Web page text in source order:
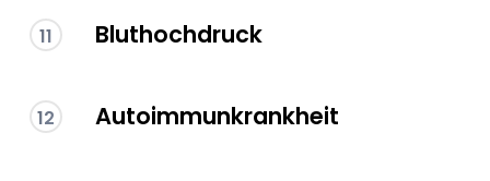
11 Bluthochdruck
12 Autoimmunkrankheit